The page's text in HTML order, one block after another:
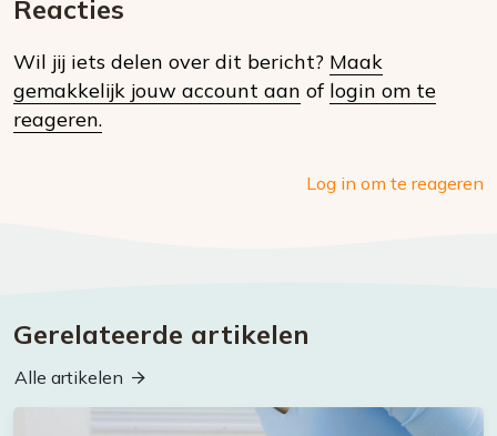
social
Reacties
Wil jij iets delen over dit bericht? Maak
gemakkelijk jouw account aan of login om te
reageren.
Log in om te reageren
Gerelateerde artikelen
Alle artikelen